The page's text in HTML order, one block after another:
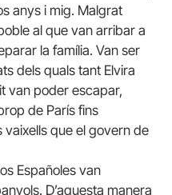
anys i mig. Malgrat
al que van arribar a
la família. Van ser
dels quals tant Elvira
van poder escapar,
de París fins
que el govern de
Españoles van
D’aquesta manera